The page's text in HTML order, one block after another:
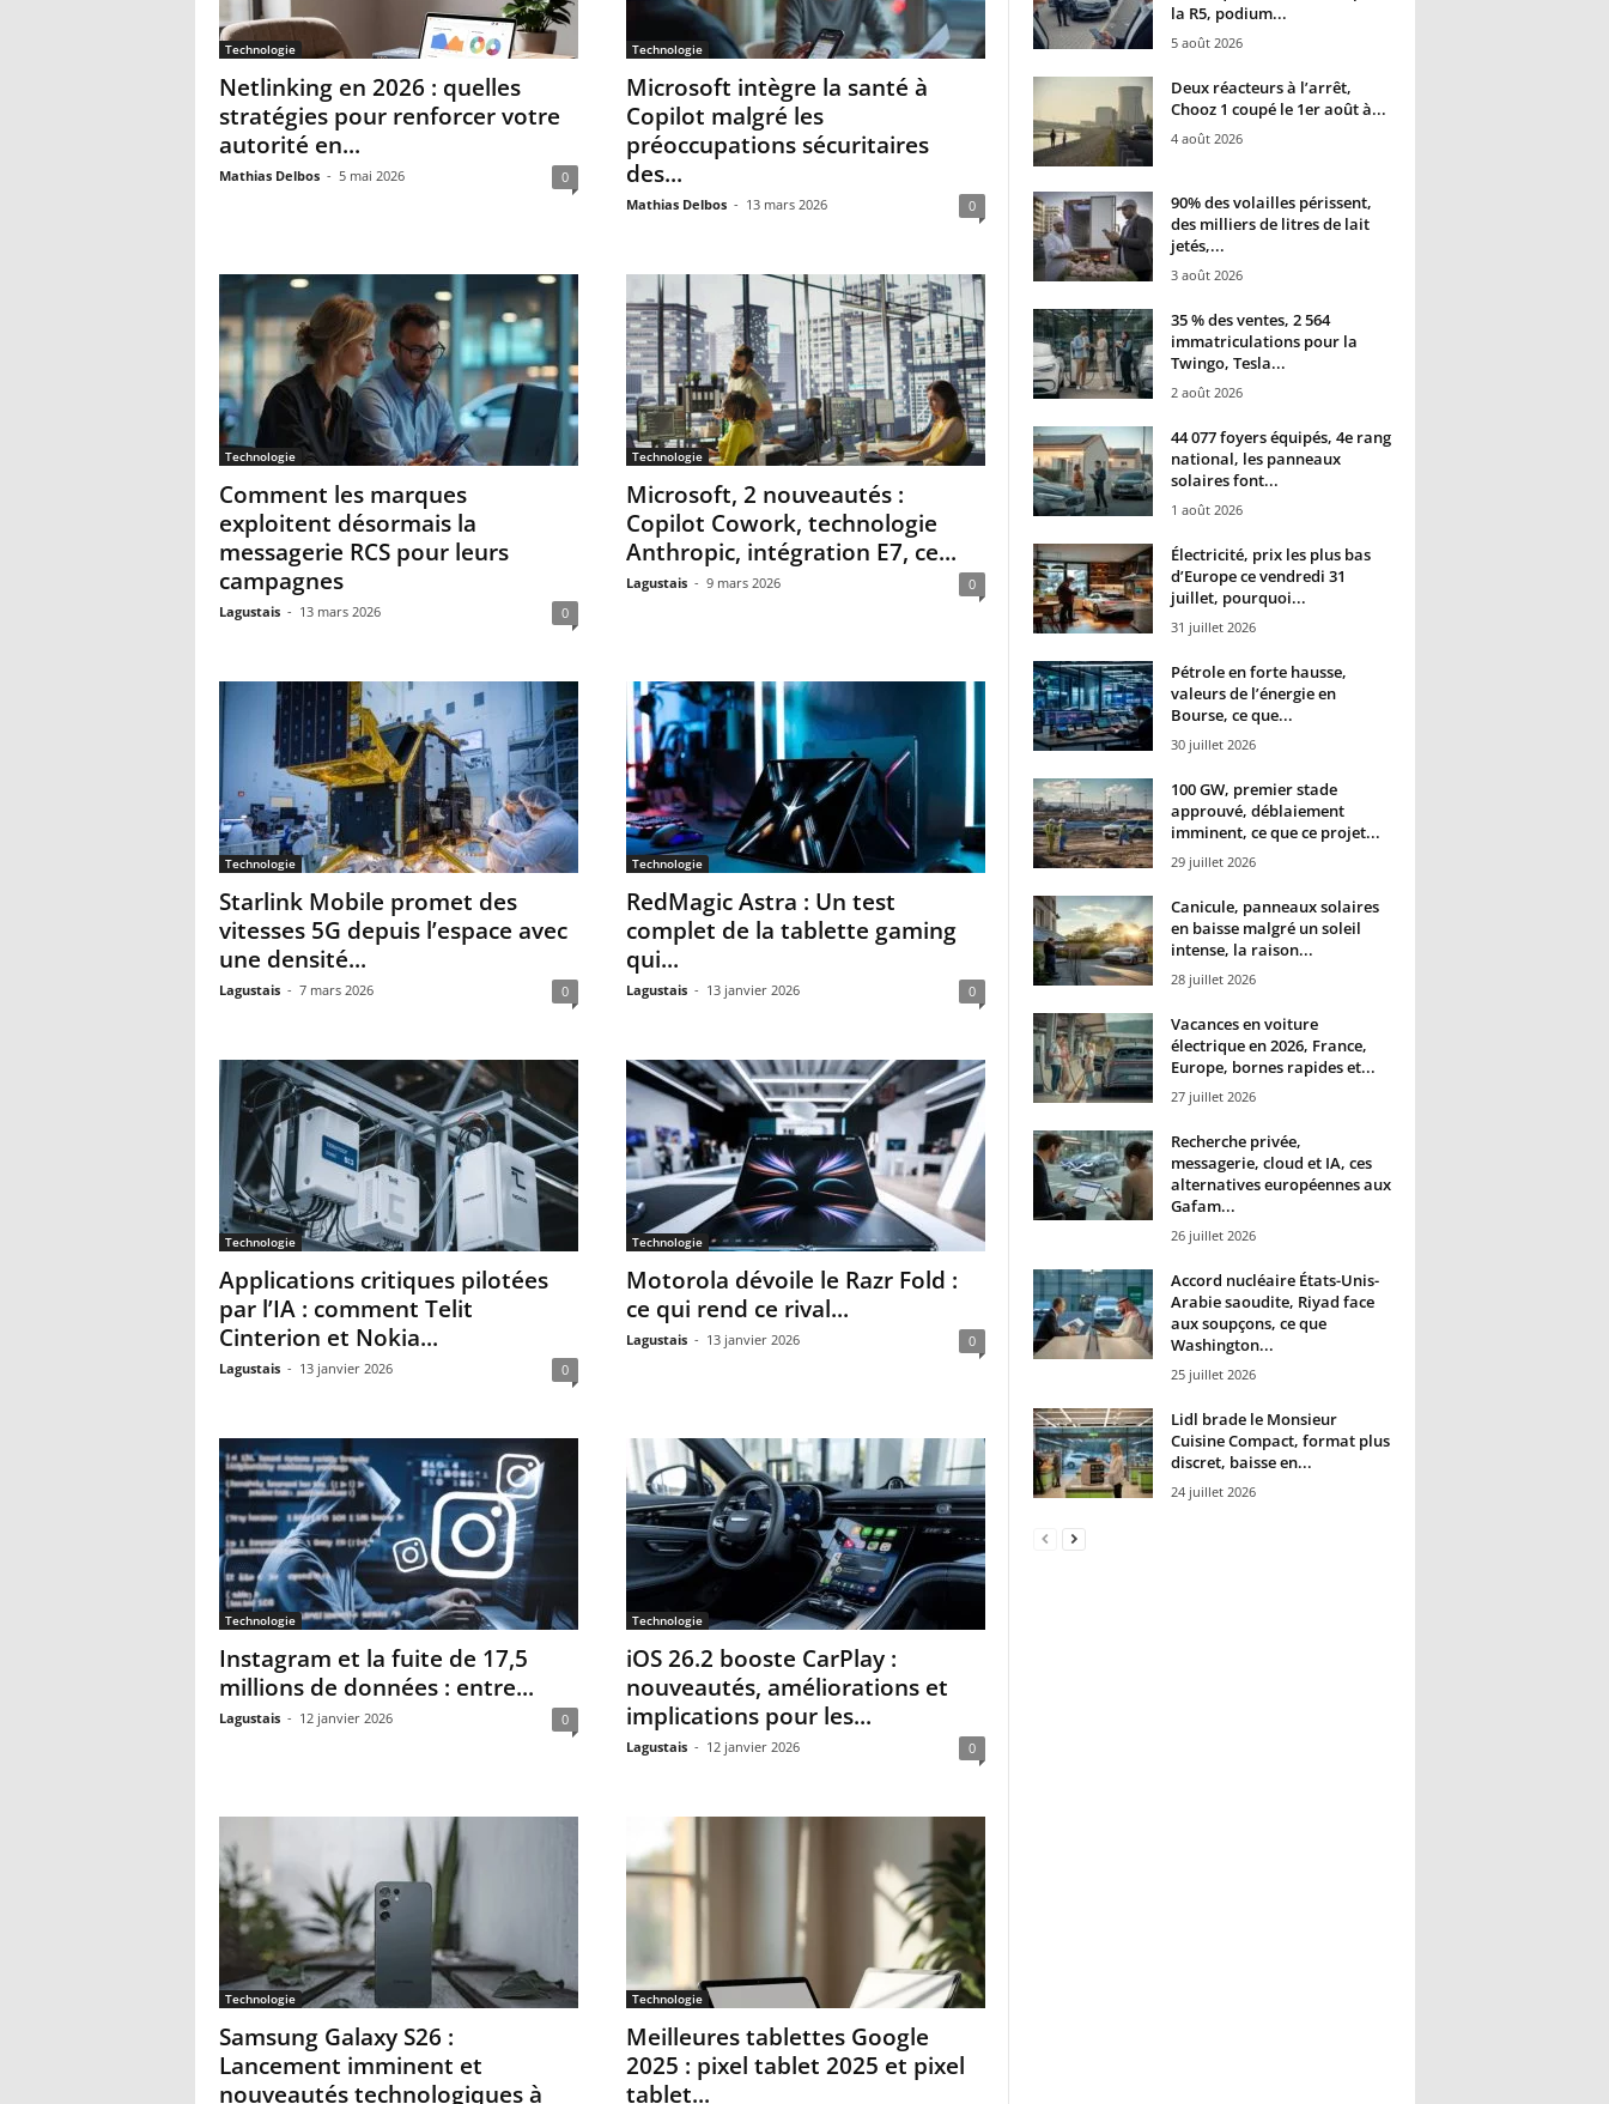
Technologie
Netlinking en 2026 : quelles
stratégies pour renforcer votre
autorité en...
Mathias Delbos - 5 mai 2026 0
Technologie
Microsoft intègre la santé à
Copilot malgré les
préoccupations sécuritaires
des...
Mathias Delbos - 13 mars 2026 0
Technologie
Comment les marques
exploitent désormais la
messagerie RCS pour leurs
campagnes
Lagustais - 13 mars 2026 0
Technologie
Microsoft, 2 nouveautés :
Copilot Cowork, technologie
Anthropic, intégration E7, ce...
Lagustais - 9 mars 2026 0
Technologie
Starlink Mobile promet des
vitesses 5G depuis l’espace avec
une densité...
Lagustais - 7 mars 2026 0
Technologie
RedMagic Astra : Un test
complet de la tablette gaming
qui...
Lagustais - 13 janvier 2026 0
Technologie
Applications critiques pilotées
par l’IA : comment Telit
Cinterion et Nokia...
Lagustais - 13 janvier 2026 0
Technologie
Motorola dévoile le Razr Fold :
ce qui rend ce rival...
Lagustais - 13 janvier 2026 0
Technologie
Instagram et la fuite de 17,5
millions de données : entre...
Lagustais - 12 janvier 2026 0
Technologie
iOS 26.2 booste CarPlay :
nouveautés, améliorations et
implications pour les...
Lagustais - 12 janvier 2026 0
Technologie
Samsung Galaxy S26 :
Lancement imminent et
nouveautés technologiques à
Technologie
Meilleures tablettes Google
2025 : pixel tablet 2025 et pixel
tablet...
la R5, podium...
5 août 2026
Deux réacteurs à l’arrêt,
Chooz 1 coupé le 1er août à...
4 août 2026
90% des volailles périssent,
des milliers de litres de lait
jetés,...
3 août 2026
35 % des ventes, 2 564
immatriculations pour la
Twingo, Tesla...
2 août 2026
44 077 foyers équipés, 4e rang
national, les panneaux
solaires font...
1 août 2026
Électricité, prix les plus bas
d’Europe ce vendredi 31
juillet, pourquoi...
31 juillet 2026
Pétrole en forte hausse,
valeurs de l’énergie en
Bourse, ce que...
30 juillet 2026
100 GW, premier stade
approuvé, déblaiement
imminent, ce que ce projet...
29 juillet 2026
Canicule, panneaux solaires
en baisse malgré un soleil
intense, la raison...
28 juillet 2026
Vacances en voiture
électrique en 2026, France,
Europe, bornes rapides et...
27 juillet 2026
Recherche privée,
messagerie, cloud et IA, ces
alternatives européennes aux
Gafam...
26 juillet 2026
Accord nucléaire États-Unis-
Arabie saoudite, Riyad face
aux soupçons, ce que
Washington...
25 juillet 2026
Lidl brade le Monsieur
Cuisine Compact, format plus
discret, baisse en...
24 juillet 2026